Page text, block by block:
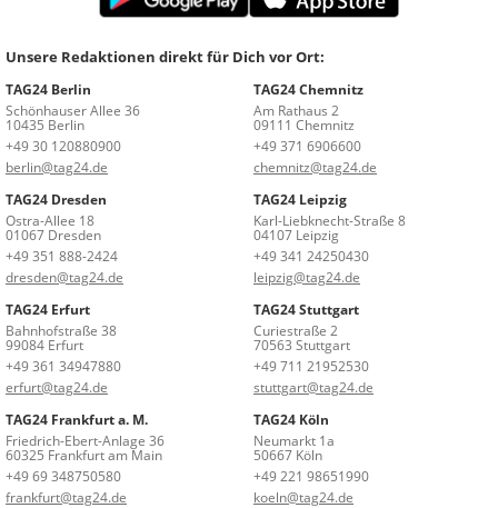
Unsere Redaktionen direkt für Dich vor Ort:
TAG24 Berlin
Schönhauser Allee 36
10435 Berlin
+49 30 120880900
berlin@tag24.de
TAG24 Chemnitz
Am Rathaus 2
09111 Chemnitz
+49 371 6906600
chemnitz@tag24.de
TAG24 Dresden
Ostra-Allee 18
01067 Dresden
+49 351 888-2424
dresden@tag24.de
TAG24 Leipzig
Karl-Liebknecht-Straße 8
04107 Leipzig
+49 341 24250430
leipzig@tag24.de
TAG24 Erfurt
Bahnhofstraße 38
99084 Erfurt
+49 361 34947880
erfurt@tag24.de
TAG24 Stuttgart
Curiestraße 2
70563 Stuttgart
+49 711 21952530
stuttgart@tag24.de
TAG24 Frankfurt a. M.
Friedrich-Ebert-Anlage 36
60325 Frankfurt am Main
+49 69 348750580
frankfurt@tag24.de
TAG24 Köln
Neumarkt 1a
50667 Köln
+49 221 98651990
koeln@tag24.de